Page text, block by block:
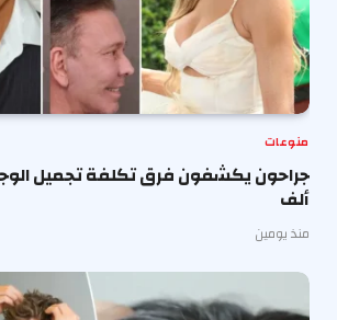
منوعات
ألف
منذ يومين